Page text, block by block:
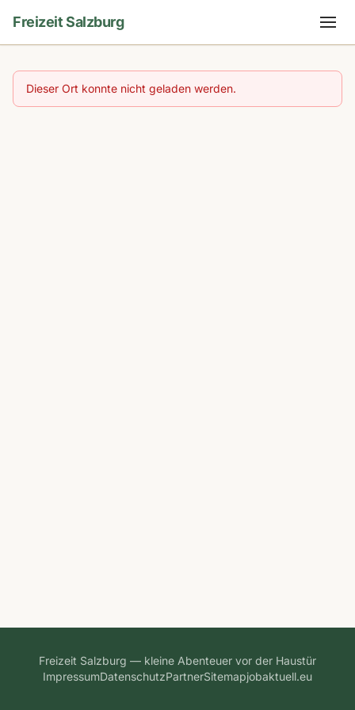
Freizeit Salzburg
Dieser Ort konnte nicht geladen werden.
Freizeit Salzburg — kleine Abenteuer vor der Haustür
ImpressumDatenschutzPartnerSitemapjobaktuell.eu